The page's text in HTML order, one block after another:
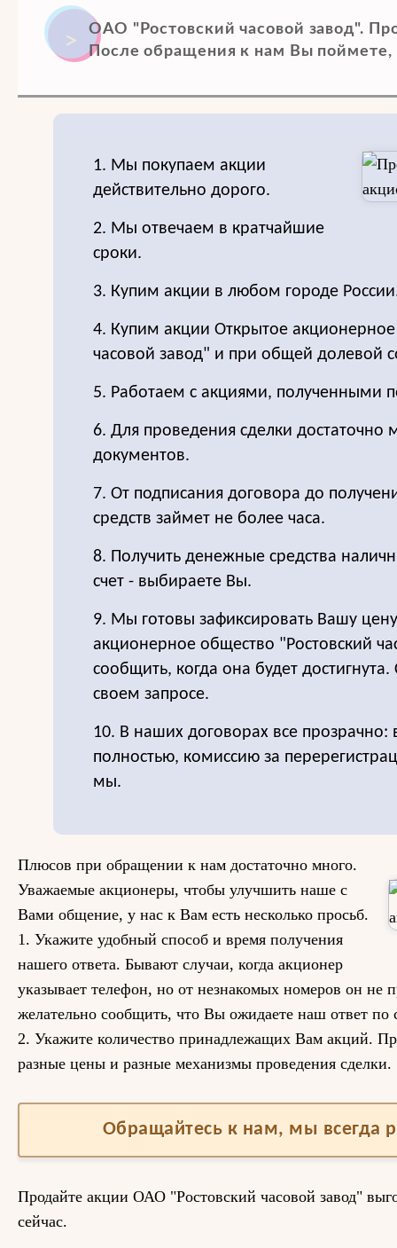
ОАО "Ростовский часовой завод".
После обращения к нам Вы поймете,
1. Мы покупаем акции
действительно дорого.
2. Мы отвечаем в кратчайшие
сроки.
3. Купим акции в любом городе
4. Купим акции Открытое
часовой завод" и при общей долевой
5. Работаем с акциями, полученными
6. Для проведения сделки достаточно
документов.
7. От подписания договора до
средств займет не более часа.
8. Получить денежные средства
счет - выбираете Вы.
9. Мы готовы зафиксировать Вашу
акционерное общество "Ростовский
сообщить, когда она будет
своем запросе.
10. В наших договорах все прозрачно:
полностью, комиссию за
мы.
Плюсов при обращении к нам достаточно много.
Уважаемые акционеры, чтобы улучшить наше с
Вами общение, у нас к Вам есть несколько просьб.
1. Укажите удобный способ и время получения
нашего ответа. Бывают случаи, когда акционер
указывает телефон, но от незнакомых номеров он не
желательно сообщить, что Вы ожидаете наш ответ по
2. Укажите количество принадлежащих Вам акций.
разные цены и разные механизмы проведения сделки.
Обращайтесь к нам, мы всегда
Продайте акции ОАО "Ростовский часовой завод"
сейчас.